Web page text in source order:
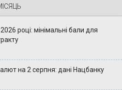
році: мінімальні бали для
на 2 серпня: дані Нацбанку